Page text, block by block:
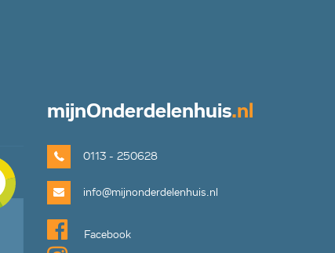
mijnOnderdelenhuis.nl
0113 - 250628
info@mijnonderdelenhuis.nl
Facebook